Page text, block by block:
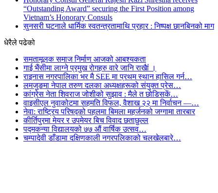
“Outstanding Award” securing the First Position among
Vietnam’s Honorary Consuls
सुनसरी घटनाले धार्मिक स्वतन्त्रतामाथि प्रहार : निष्पक्ष छानबिनको माग
धेरैले पढेको
समतामूलक समाज निर्माण आजको आबश्यकता
गाई भैंसीमा लाग्ने प्रमुख रोगहरु वारे जानि राखैां ।
राइनास नगरपालिका भर मै SEE मा प्रथम स्थान हासिल गर्न…
लमजुङमा नेपाल तरुण दलका अध्यक्षहरूको संयुक्त प्रेस…
कांग्रेस नेता शिवराज जोशीको सुझाव : मैले त छोडिसकें…
वाइसीएल नुवाकोटमा सहमति विफल, वैशाख २२ मा निर्वाचन —…
नेवा: राष्ट्रिय परिषद्को पहलमा बिमला महर्जनको जग्गामा तारबार
कीर्तिपुरमा मेयर र उपमेयर बिच विवाद छताछुल्ल
पद्मकन्या विद्यालयको ७७ औं ‌‌वार्षिक ‌उत्सव…
चम्पादेवी डाँडामा दक्षिणकाली नगरपलिकाको चलखेलबारे…